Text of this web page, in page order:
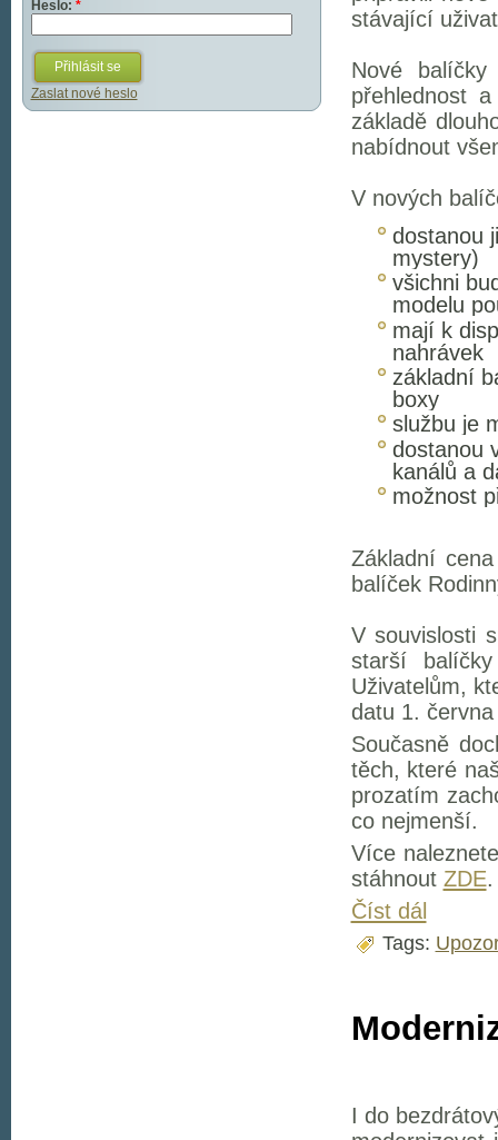
Heslo: *
Zaslat nové heslo
stávající
Nové
přehlednost
základě
nabídnout
V nových
dostanou
mystery)
všichni
modelu
mají k
nahrávek
základní
boxy
službu je
dostanou
kanálů a
možnost
Základní
balíček
V souvislosti
starší
Uživatelům,
datu 1.
Současně
těch, které
prozatím
co nejmenší.
Více
stáhnout ZDE.
Číst dál
Tags:
I do